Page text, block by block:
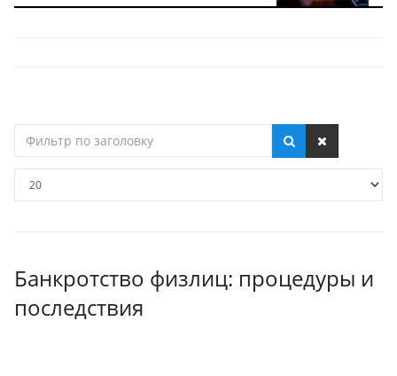
по
Банкротство физлиц: процедуры и
последствия